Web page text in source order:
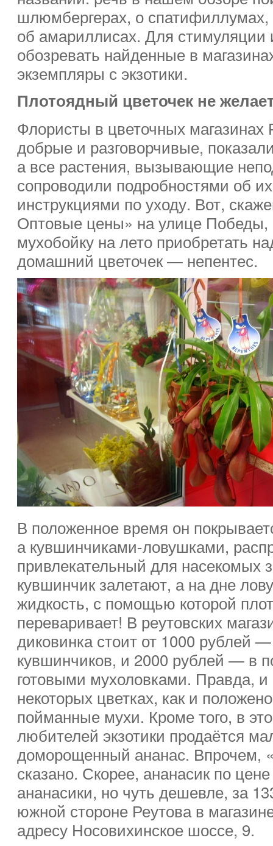
шлюмбергерах, о спатифиллумах,
об амариллисах. Для стимуляции
обозревать найденные в
экземпляры с экзотики.
Плотоядный цветочек не
Флористы в цветочных
добрые и разговорчивые,
а все растения, вызывающие
сопроводили подробностями об
инструкциями по уходу. Вот,
Оптовые цены» на улице Победы,
мухобойку на лето приобретать
домашний цветочек — непентес.
В положенное время он
а кувшинчиками-ловушками,
привлекательный для насекомых
кувшинчик залетают, а на дне
жидкость, с помощью которой
переваривает! В реутовских
диковинка стоит от 1000 рублей
кувшинчиков, и 2000 рублей — в
готовыми мухоловками. Правда, и
некоторых цветках, как и
пойманные мухи. Кроме того, в
любителей экзотики продаётся
доморощенный ананас. Впрочем,
сказано. Скорее, ананасик по
ананасики, но чуть дешевле, за
южной стороне Реутова в
адресу Носовихинское шоссе, 9.